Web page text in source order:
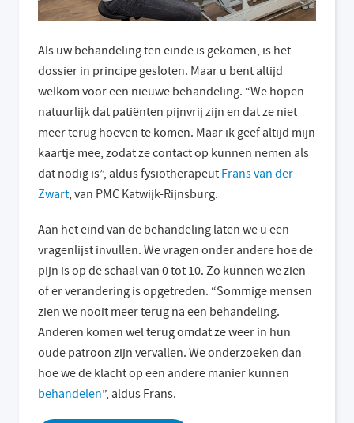
Als uw behandeling ten einde is gekomen, is het
dossier in principe gesloten. Maar u bent altijd
welkom voor een nieuwe behandeling. “We hopen
natuurlijk dat patiënten pijnvrij zijn en dat ze niet
meer terug hoeven te komen. Maar ik geef altijd mijn
kaartje mee, zodat ze contact op kunnen nemen als
dat nodig is”, aldus fysiotherapeut Frans van der
Zwart, van PMC Katwijk-Rijnsburg.
Aan het eind van de behandeling laten we u een
vragenlijst invullen. We vragen onder andere hoe de
pijn is op de schaal van 0 tot 10. Zo kunnen we zien
of er verandering is opgetreden. “Sommige mensen
zien we nooit meer terug na een behandeling.
Anderen komen wel terug omdat ze weer in hun
oude patroon zijn vervallen. We onderzoeken dan
hoe we de klacht op een andere manier kunnen
behandelen”, aldus Frans.